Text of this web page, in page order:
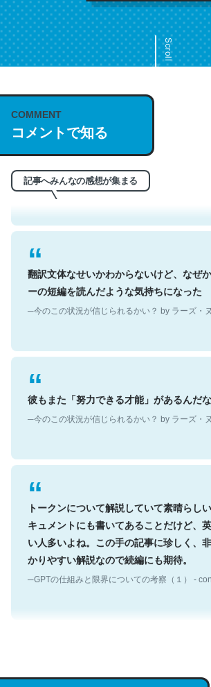
Scroll
COMMENT
コメントで知る
記事へみんなの感想が集まる
これは名文。彼はとてもクレバーなんだ
う。英語少しでも読める人は原文もお勧
れ好き。Let’s Fucking Go. Then Covid
─今のこの状況が信じられるかい？ by ラーズ・ヌ
翻訳文体なせいかわからないけど、なぜ
ーの短編を読んだような気持ちになった
彼もまた「努力できる才能」があるんだな
トークンについて解説していて素晴らし
キュメントにも書いてあることだけど、
い人多いよね。この手の記事に珍しく、
かりやすい解説なので続編にも期待。
説してる記事が少ないので貴重な良記事。